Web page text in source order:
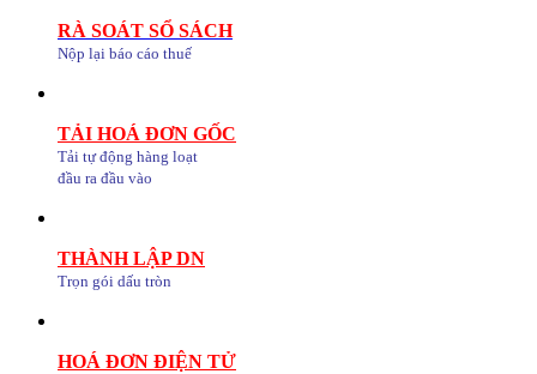
RÀ SOÁT SỔ SÁCH
Nộp lại báo cáo thuế
TẢI HOÁ ĐƠN GỐC
Tải tự động hàng loạt
đầu ra đầu vào
THÀNH LẬP DN
Trọn gói dấu tròn
HOÁ ĐƠN ĐIỆN TỬ